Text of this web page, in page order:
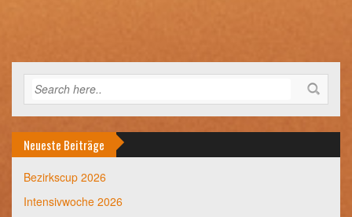
Neueste Beiträge
Bezirkscup 2026
Intensivwoche 2026